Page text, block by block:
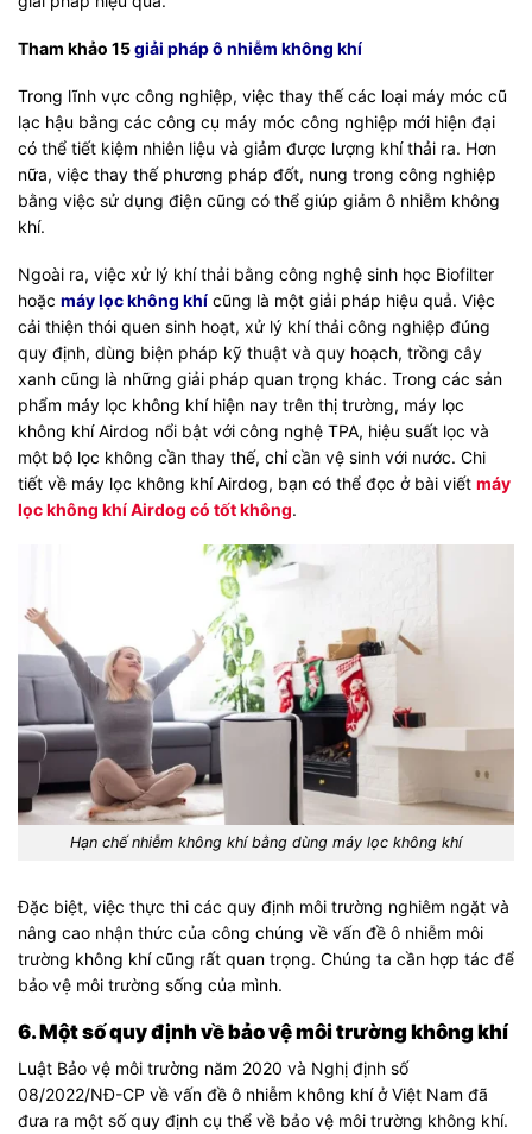
Tham khảo 15giải pháp ô nhiễm không khí
Trong lĩnh vực công nghiệp, việc thay thế các loại máy móc cũ
lạc hậu bằng các công cụ máy móc công nghiệp mới hiện đại
có thể tiết kiệm nhiên liệu và giảm được lượng khí thải ra. Hơn
nữa, việc thay thế phương pháp đốt, nung trong công nghiệp
bằng việc sử dụng điện cũng có thể giúp giảm ô nhiễm không
khí.
Ngoài ra, việc xử lý khí thải bằng công nghệ sinh học Biofilter
hoặc máy lọc không khí cũng là một giải pháp hiệu quả. Việc
cải thiện thói quen sinh hoạt, xử lý khí thải công nghiệp đúng
quy định, dùng biện pháp kỹ thuật và quy hoạch, trồng cây
xanh cũng là những giải pháp quan trọng khác. Trong các sản
phẩm máy lọc không khí hiện nay trên thị trường, máy lọc
không khí Airdog nổi bật với công nghệ TPA, hiệu suất lọc và
một bộ lọc không cần thay thế, chỉ cần vệ sinh với nước. Chi
tiết về máy lọc không khí Airdog, bạn có thể đọc ở bài viết máy
lọc không khí Airdog có tốt không.
Hạn chế nhiễm không khí bằng dùng máy lọc không khí
Đặc biệt, việc thực thi các quy định môi trường nghiêm ngặt và
nâng cao nhận thức của công chúng về vấn đề ô nhiễm môi
trường không khí cũng rất quan trọng. Chúng ta cần hợp tác để
bảo vệ môi trường sống của mình.
6. Một số quy định về bảo vệ môi trường không khí
Luật Bảo vệ môi trường năm 2020 và Nghị định số
08/2022/NĐ-CP về vấn đề ô nhiễm không khí ở Việt Nam đã
đưa ra một số quy định cụ thể về bảo vệ môi trường không khí.